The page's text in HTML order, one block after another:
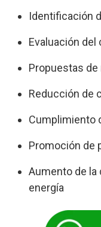
Identificación
Evaluación
Propuestas
Reducción de
Cumplimiento
Promoción de
Aumento de la
energía